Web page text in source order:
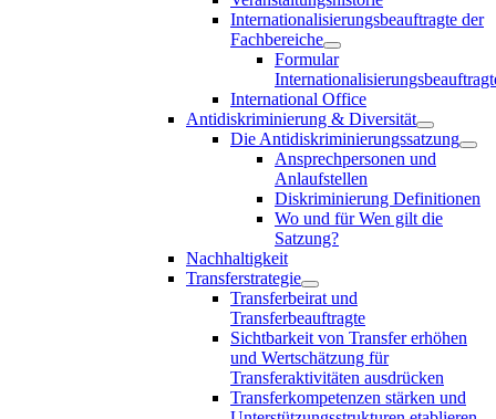
Internationalisierungsbeauftragte der
Fachbereiche
Formular
International Office
Antidiskriminierung & Diversität
Die Antidiskriminierungssatzung
Ansprechpersonen und
Anlaufstellen
Diskriminierung Definitionen
Wo und für Wen gilt die
Satzung?
Nachhaltigkeit
Transferstrategie
Transferbeirat und
Transferbeauftragte
Sichtbarkeit von Transfer erhöhen
und Wertschätzung für
Transferaktivitäten ausdrücken
Transferkompetenzen stärken und